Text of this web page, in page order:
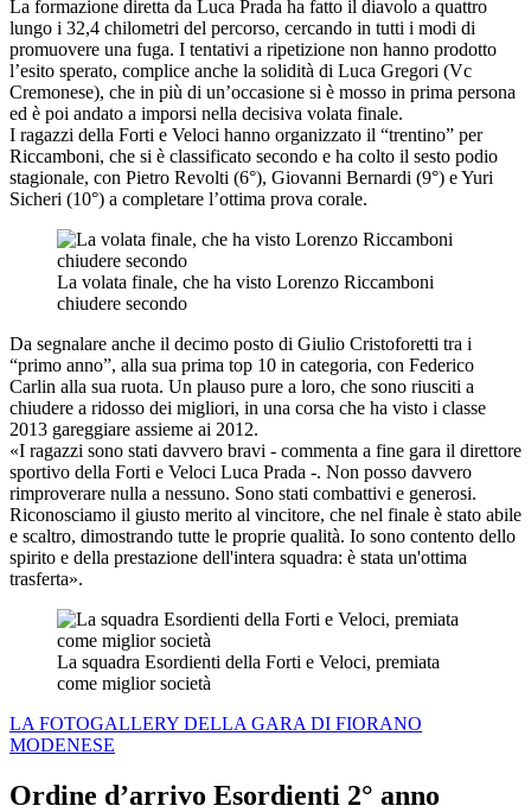
La formazione diretta da Luca Prada ha fatto il diavolo a quattro
lungo i 32,4 chilometri del percorso, cercando in tutti i modi di
promuovere una fuga. I tentativi a ripetizione non hanno prodotto
l’esito sperato, complice anche la solidità di Luca Gregori (Vc
Cremonese), che in più di un’occasione si è mosso in prima persona
ed è poi andato a imporsi nella decisiva volata finale.
I ragazzi della Forti e Veloci hanno organizzato il “trentino” per
Riccamboni, che si è classificato secondo e ha colto il sesto podio
stagionale, con Pietro Revolti (6°), Giovanni Bernardi (9°) e Yuri
Sicheri (10°) a completare l’ottima prova corale.
La volata finale, che ha visto Lorenzo Riccamboni
chiudere secondo
Da segnalare anche il decimo posto di Giulio Cristoforetti tra i
“primo anno”, alla sua prima top 10 in categoria, con Federico
Carlin alla sua ruota. Un plauso pure a loro, che sono riusciti a
chiudere a ridosso dei migliori, in una corsa che ha visto i classe
2013 gareggiare assieme ai 2012.
«I ragazzi sono stati davvero bravi - commenta a fine gara il direttore
sportivo della Forti e Veloci Luca Prada -. Non posso davvero
rimproverare nulla a nessuno. Sono stati combattivi e generosi.
Riconosciamo il giusto merito al vincitore, che nel finale è stato abile
e scaltro, dimostrando tutte le proprie qualità. Io sono contento dello
spirito e della prestazione dell'intera squadra: è stata un'ottima
trasferta».
La squadra Esordienti della Forti e Veloci, premiata
come miglior società
LA FOTOGALLERY DELLA GARA DI FIORANO
MODENESE
Ordine d’arrivo Esordienti 2° anno